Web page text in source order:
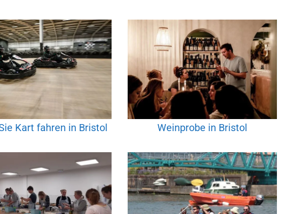
Kart fahren in Bristol Weinprobe in Bristol